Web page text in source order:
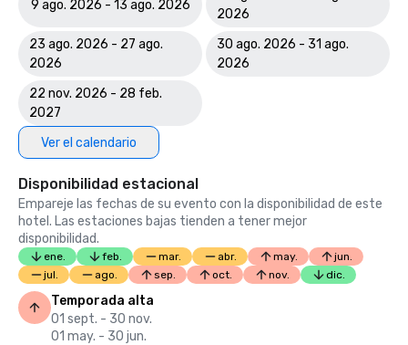
9 ago. 2026 - 13 ago. 2026
2026
23 ago. 2026 - 27 ago.
2026
30 ago. 2026 - 31 ago.
2026
22 nov. 2026 - 28 feb.
2027
Ver el calendario
Disponibilidad estacional
Empareje las fechas de su evento con la disponibilidad de este
hotel. Las estaciones bajas tienden a tener mejor
disponibilidad.
ene. feb. mar. abr. may.
jun.
jul.
ago. sep. oct. nov. dic.
Temporada alta
01 sept. - 30 nov.
01 may. - 30 jun.